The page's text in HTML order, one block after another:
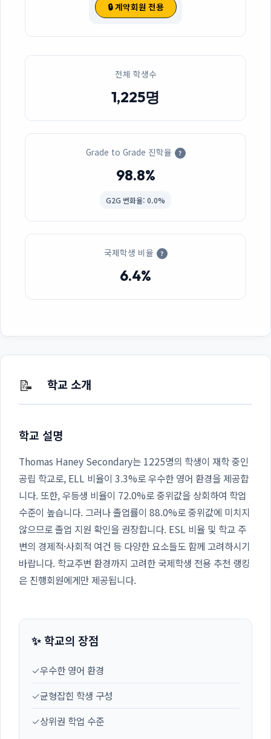
🔒 계약회원 전용
전체 학생수
1,225명
Grade to Grade 진학율 ?
98.8%
G2G 변화율: 0.0%
국제학생 비율 ?
6.4%
📝 학교 소개
학교 설명
Thomas Haney Secondary는 1225명의 학생이 재학 중인
공립 학교로, ELL 비율이 3.3%로 우수한 영어 환경을 제공합
니다. 또한, 우등생 비율이 72.0%로 중위값을 상회하여 학업
수준이 높습니다. 그러나 졸업률이 88.0%로 중위값에 미치지
않으므로 졸업 지원 확인을 권장합니다. ESL 비율 및 학교 주
변의 경제적·사회적 여건 등 다양한 요소들도 함께 고려하시기
바랍니다. 학교주변 환경까지 고려한 국제학생 전용 추천 랭킹
은 진행회원에게만 제공됩니다.
✨ 학교의 장점
✓우수한 영어 환경
✓균형잡힌 학생 구성
✓상위권 학업 수준